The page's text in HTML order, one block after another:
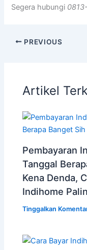
Segera hubungi
PREVIOUS
Artikel
Pembayaran
Tanggal
Kena Denda,
Indihome
Tinggalkan